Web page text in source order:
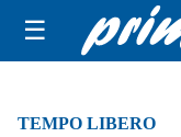
☰
TEMPO LIBERO